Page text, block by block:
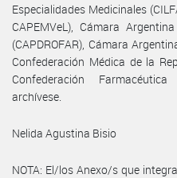
Especialidades Medicinales
CAPEMVeL), Cámara
(CAPDROFAR), Cámara
Confederación Médica de la
Confederación
archívese.
Nelida Agustina Bisio
NOTA: El/los Anexo/s que